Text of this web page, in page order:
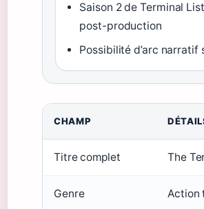
Saison 2 de Terminal
post-production
Possibilité d’arc narratif
CHAMP
Titre complet The
Genre Action